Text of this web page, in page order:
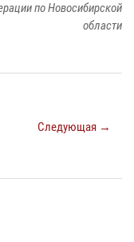
по Новосибирской
области
Следующая →